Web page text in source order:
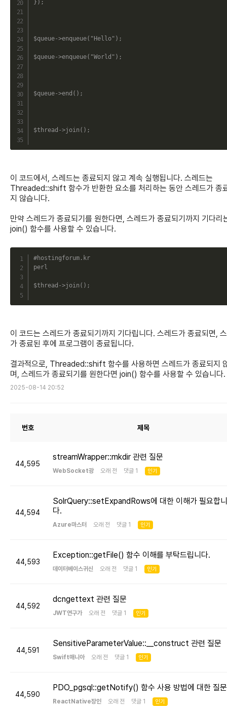
} ) ;
$queue->enqueue( "Hello" ) ;
$queue->enqueue( "World" ) ;
$queue->end ( ) ;
$thread ->join ( ) ;
이 코드에서, 스레드는 종료되지 않고 계속 실행됩니다. 스레드는
Threaded::shift 함수가 반환한 요소를 처리하는 동안 스레드가 종
지 않습니다.
만약 스레드가 종료되기를 원한다면, 스레드가 종료되기까지 기다리
join() 함수를 사용할 수 있습니다.
#hostingforum.kr
perl
$thread ->join ( ) ;
이 코드는 스레드가 종료되기까지 기다립니다. 스레드가 종료되면,
가 종료된 후에 프로그램이 종료됩니다.
결과적으로, Threaded::shift 함수를 사용하면 스레드가 종료되지
며, 스레드가 종료되기를 원한다면 join() 함수를 사용할 수 있습니다.
2025-08-14 20:52
번호 제목
44,595
streamWrapper::mkdir 관련 질문
WebSocket광 오래 전 댓글 1 인기
44,594
SolrQuery::setExpandRows에 대한 이해가 필요합니
다.
Azure마스터 오래 전 댓글 1 인기
44,593
Exception::getFile() 함수 이해를 부탁드립니다.
데이터베이스귀신 오래 전 댓글 1 인기
44,592
dcngettext 관련 질문
JWT연구가 오래 전 댓글 1 인기
44,591
SensitiveParameterValue::__construct 관련 질문
Swift매니아 오래 전 댓글 1 인기
44,590
PDO_pgsql::getNotify() 함수 사용 방법에 대한 질문
ReactNative장인 오래 전 댓글 1 인기